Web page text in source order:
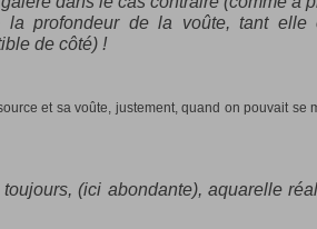
la profondeur de la voûte, tant elle
de côté) !
et sa voûte, justement, quand on pouvait se
(ici abondante), aquarelle